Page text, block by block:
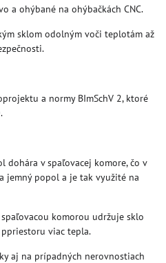
a ohýbané na ohýbačkách CNC.
sklom odolným voči teplotám až
a normy BImSchV 2, ktoré
dohára v spaľovacej komore, čo v
jemný popol a je tak využité na
komorou udržuje sklo
viac tepla.
aj na prípadných nerovnostiach